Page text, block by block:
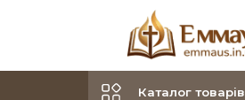
Каталог товарів